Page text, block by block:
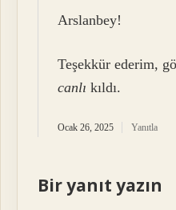
Arslanbey!
Teşekkür ederim,
canlı kıldı.
Ocak 26, 2025 Yanıtla
Bir yanıt yazın